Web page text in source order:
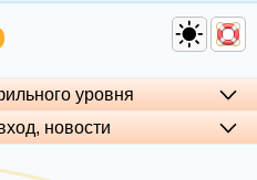
уровня
но­во­сти